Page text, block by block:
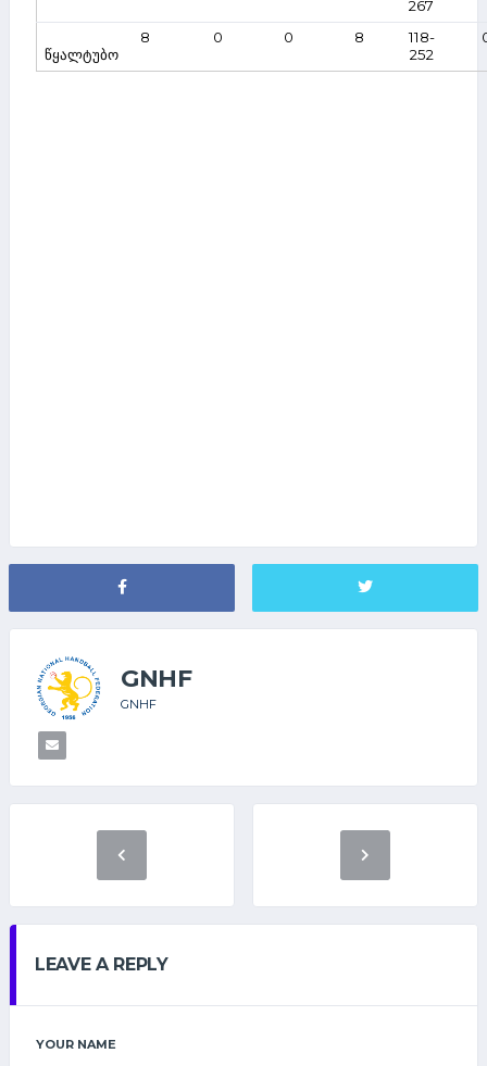
267
წყალტუბო
8 0 0 8
118-
252
GNHF
GNHF
LEAVE A REPLY
YOUR NAME